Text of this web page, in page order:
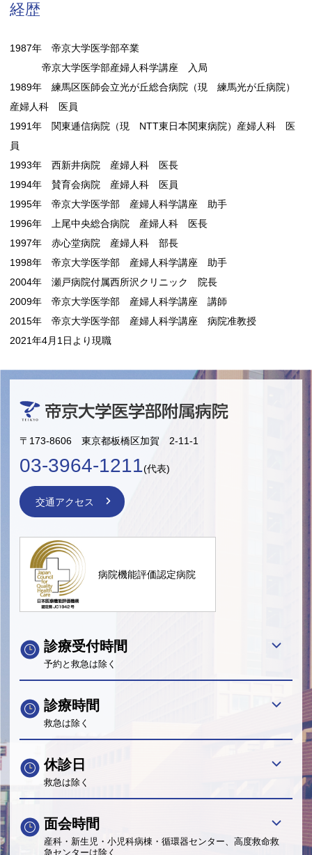
経歴
1987年 帝京大学医学部卒業
帝京大学医学部産婦人科学講座 入局
1989年 練馬区医師会立光が丘総合病院（現 練馬光が丘病院）
産婦人科 医員
1991年 関東逓信病院（現 NTT東日本関東病院）産婦人科 医
員
1993年 西新井病院 産婦人科 医長
1994年 賛育会病院 産婦人科 医員
1995年 帝京大学医学部 産婦人科学講座 助手
1996年 上尾中央総合病院 産婦人科 医長
1997年 赤心堂病院 産婦人科 部長
1998年 帝京大学医学部 産婦人科学講座 助手
2004年 瀬戸病院付属西所沢クリニック 院長
2009年 帝京大学医学部 産婦人科学講座 講師
2015年 帝京大学医学部 産婦人科学講座 病院准教授
2021年4月1日より現職
〒173-8606 東京都板橋区加賀 2-11-1
03-3964-1211(代表)
交通アクセス
病院機能評価認定病院
診療受付時間
予約と救急は除く
診療時間
救急は除く
休診日
救急は除く
面会時間
産科・新生児・小児科病棟・循環器センター、高度救命救
急センターは除く